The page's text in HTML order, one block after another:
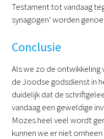
Testament tot vandaag
synagogen’ worden
Conclusie
Als we zo de ontwikkeling
de Joodse godsdienst in
duidelijk dat de
vandaag een geweldige
Mozes heel veel wordt
kunnen we er niet